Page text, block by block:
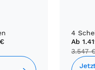
4
Ab
3.547